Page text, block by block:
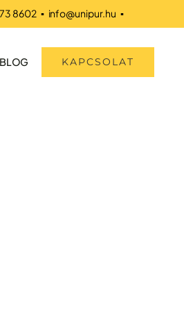
8602▪ info@unipur.hu ▪
BLOG KAPCSOLAT